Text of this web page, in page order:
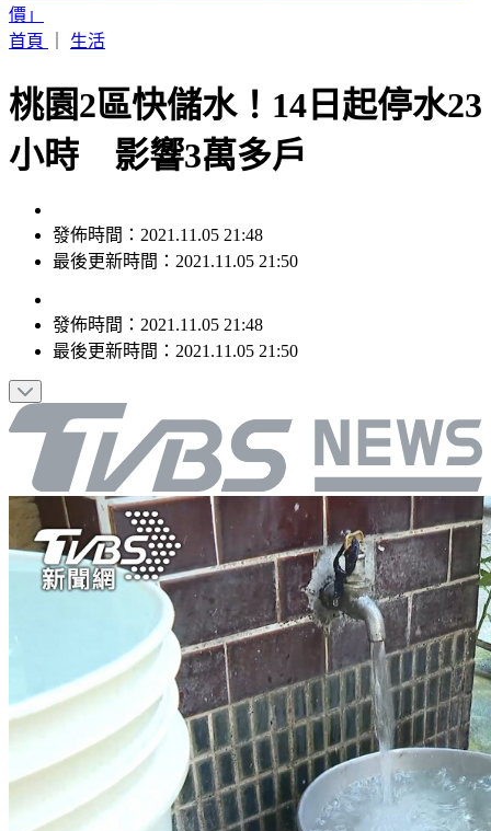
首頁
桃園2區快儲水！14日起停水23
小時 影響3萬多戶
最後更新時間：2021.11.05 21:50
最後更新時間： 2021.11.05 21:50